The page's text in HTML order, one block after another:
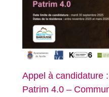
Appel à candidature
Patrim 4.0 –